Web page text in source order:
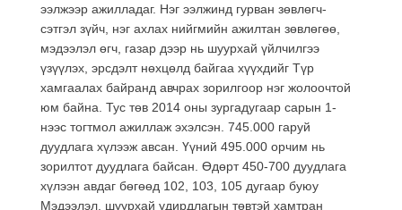
ээлжээр ажилладаг. Нэг ээлжинд гурван зөвлөгч-
сэтгэл зүйч, нэг ахлах нийгмийн ажилтан зөвлөгөө,
мэдээлэл өгч, газар дээр нь шуурхай үйлчилгээ
үзүүлэх, эрсдэлт нөхцөлд байгаа хүүхдийг Түр
хамгаалах байранд авчрах зорилгоор нэг жолоочтой
юм байна. Тус төв 2014 оны зургадугаар сарын 1-
нээс тогтмол ажиллаж эхэлсэн. 745.000 гаруй
дуудлага хүлээж авсан. Үүний 495.000 орчим нь
зорилтот дуудлага байсан. Өдөрт 450-700 дуудлага
хүлээн авдаг бөгөөд 102, 103, 105 дугаар буюу
Мэдээлэл, шуурхай удирдлагын төвтэй хамтран